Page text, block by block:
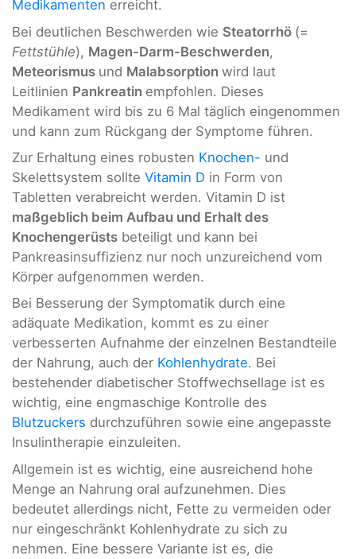
Medikamenten erreicht.
Bei deutlichen Beschwerden wie Steatorrhö (=
Fettstühle), Magen-Darm-Beschwerden,
Meteorismus und Malabsorption wird laut
Leitlinien Pankreatin empfohlen. Dieses
Medikament wird bis zu 6 Mal täglich eingenommen
und kann zum Rückgang der Symptome führen.
Zur Erhaltung eines robusten Knochen- und
Skelettsystem sollte Vitamin D in Form von
Tabletten verabreicht werden. Vitamin D ist
maßgeblich beim Aufbau und Erhalt des
Knochengerüsts beteiligt und kann bei
Pankreasinsuffizienz nur noch unzureichend vom
Körper aufgenommen werden.
Bei Besserung der Symptomatik durch eine
adäquate Medikation, kommt es zu einer
verbesserten Aufnahme der einzelnen Bestandteile
der Nahrung, auch der Kohlenhydrate. Bei
bestehender diabetischer Stoffwechsellage ist es
wichtig, eine engmaschige Kontrolle des
Blutzuckers durchzuführen sowie eine angepasste
Insulintherapie einzuleiten.
Allgemein ist es wichtig, eine ausreichend hohe
Menge an Nahrung oral aufzunehmen. Dies
bedeutet allerdings nicht, Fette zu vermeiden oder
nur eingeschränkt Kohlenhydrate zu sich zu
nehmen. Eine bessere Variante ist es, die